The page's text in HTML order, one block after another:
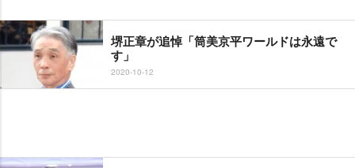
堺正章が追悼「筒美京平ワールドは永遠で
す」
2020-10-12